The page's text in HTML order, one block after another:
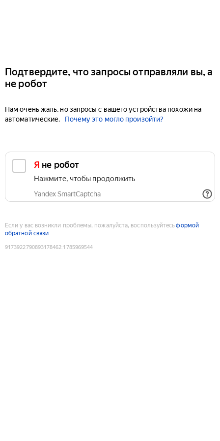
Подтвердите, что запросы отправляли вы, а
не робот
Нам очень жаль, но запросы с вашего устройства похожи на
автоматические.
Почему это могло произойти?
Я не робот
Нажмите, чтобы продолжить
Yandex SmartCaptcha
Если у вас возникли проблемы, пожалуйста, воспользуйтесьформой
обратной связи
9173922790893178462:1785969544